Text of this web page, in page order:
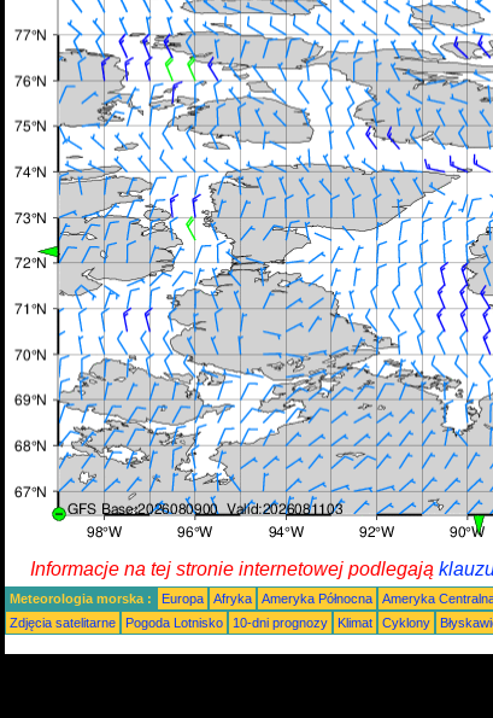
Informacje na tej stronie internetowej podlegają
Meteorologia morska : Europa Afryka Ameryka Północna Ameryka
Zdjęcia satelitarne
Pogoda Lotnisko 10-dni prognozy Klimat Cyklony